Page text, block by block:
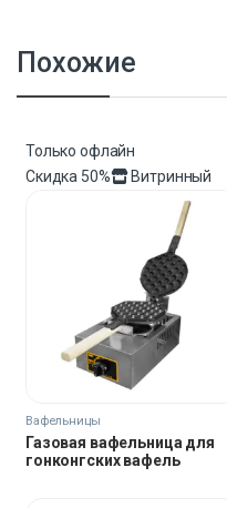
Похожие
Только офлайн
Скидка 50% Витринный
Вафельницы
Газовая вафельница для
гонконгских вафель